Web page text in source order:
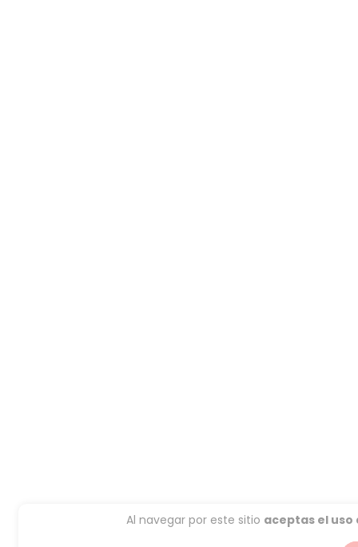
Al navegar por este sitio aceptas el uso